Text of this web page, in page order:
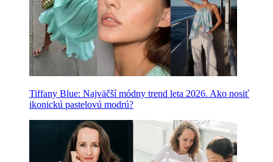
Tiffany Blue: Najväčší módny trend leta 2026. Ako nosiť
ikonickú pastelovú modrú?